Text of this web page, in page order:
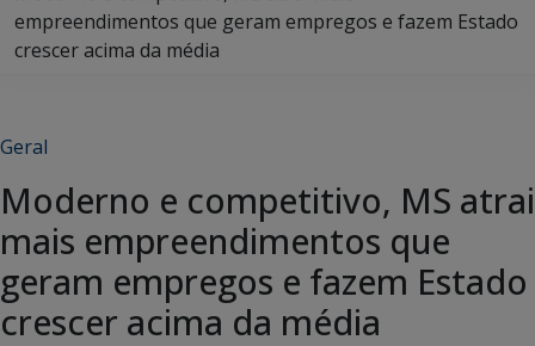
empreendimentos que geram empregos e fazem Estado
crescer acima da média
Geral
Moderno e competitivo, MS atrai
mais empreendimentos que
geram empregos e fazem Estado
crescer acima da média